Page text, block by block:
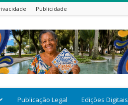
Publicidade
Publicação Legal Edições Digitais